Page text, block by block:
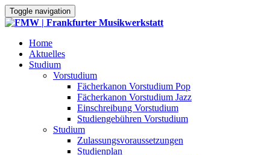
Toggle navigation
Home
Aktuelles
Studium
Vorstudium
Fächerkanon Vorstudium Pop
Fächerkanon Vorstudium Jazz
Einschreibung Vorstudium
Studiengebühren Vorstudium
Studium
Zulassungsvoraussetzungen
Studienplan